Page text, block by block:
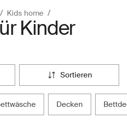
Kids home
Kinder
sortieren
bettwäsche decken